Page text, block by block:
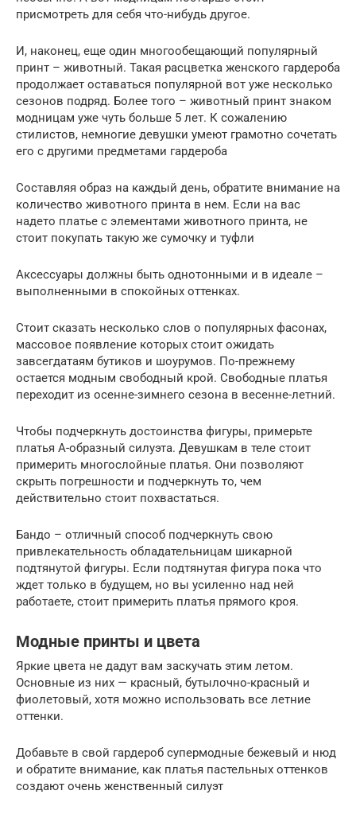
присмотреть для себя что-нибудь другое.
И, наконец, еще один многообещающий популярный
принт – животный. Такая расцветка женского гардероба
продолжает оставаться популярной вот уже несколько
сезонов подряд. Более того – животный принт знаком
модницам уже чуть больше 5 лет. К сожалению
стилистов, немногие девушки умеют грамотно сочетать
его с другими предметами гардероба
Составляя образ на каждый день, обратите внимание на
количество животного принта в нем. Если на вас
надето платье с элементами животного принта, не
стоит покупать такую же сумочку и туфли
Аксессуары должны быть однотонными и в идеале –
выполненными в спокойных оттенках.
Стоит сказать несколько слов о популярных фасонах,
массовое появление которых стоит ожидать
завсегдатаям бутиков и шоурумов. По-прежнему
остается модным свободный крой. Свободные платья
переходит из осенне-зимнего сезона в весенне-летний.
Чтобы подчеркнуть достоинства фигуры, примерьте
платья А-образный силуэта. Девушкам в теле стоит
примерить многослойные платья. Они позволяют
скрыть погрешности и подчеркнуть то, чем
действительно стоит похвастаться.
Бандо – отличный способ подчеркнуть свою
привлекательность обладательницам шикарной
подтянутой фигуры. Если подтянутая фигура пока что
ждет только в будущем, но вы усиленно над ней
работаете, стоит примерить платья прямого кроя.
Модные принты и цвета
Яркие цвета не дадут вам заскучать этим летом.
Основные из них — красный, бутылочно-красный и
фиолетовый, хотя можно использовать все летние
оттенки.
Добавьте в свой гардероб супермодные бежевый и нюд
и обратите внимание, как платья пастельных оттенков
создают очень женственный силуэт